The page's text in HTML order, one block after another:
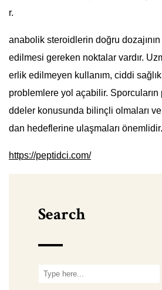
r.
anabolik steroidlerin doğru
edilmesi gereken noktalar vardır.
erlik edilmeyen kullanım, ciddi
problemlere yol açabilir. Sporcuların
ddeler konusunda bilinçli olmaları ve
dan hedeflerine ulaşmaları önemlidir.
https://peptidci.com/
Search